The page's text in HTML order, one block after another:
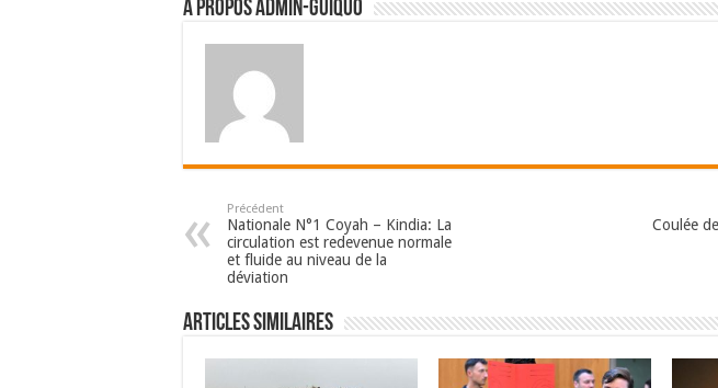
A propos admin-guiquo
Précédent
Nationale N°1 Coyah – Kindia: La
circulation est redevenue normale
et fluide au niveau de la
déviation
Coulée
Articles Similaires